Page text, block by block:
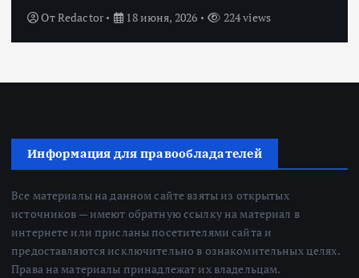
ОтRedactor 18 июня, 2026 224 views
Информация для правообладателей
Все материалы на данном сайте взяты из открытых
источников — имеют обратную ссылку на материал в
интернете или присланы посетителями сайта и
предоставляются исключительно в ознакомительных целях.
Права на материалы принадлежат их владельцам.